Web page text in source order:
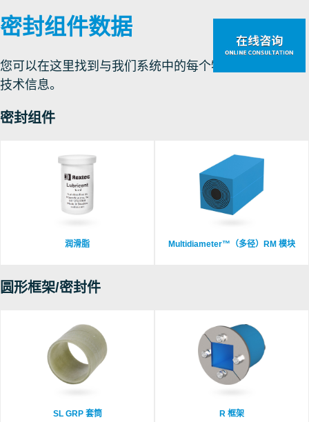
密封组件数据
您可以在这里找到与我们系统中的每个特定部件相关的
技术信息。
密封组件
润滑脂 Multidiameter™（多径）RM 模块
圆形框架/密封件
SL GRP 套筒 R 框架